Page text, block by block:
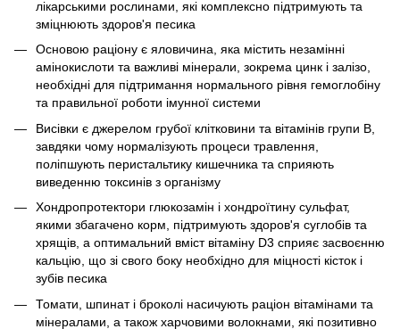
лікарськими рослинами, які комплексно підтримують та
зміцнюють здоров'я песика
Основою раціону є яловичина, яка містить незамінні
амінокислоти та важливі мінерали, зокрема цинк і залізо,
необхідні для підтримання нормального рівня гемоглобіну
та правильної роботи імунної системи
Висівки є джерелом грубої клітковини та вітамінів групи B,
завдяки чому нормалізують процеси травлення,
поліпшують перистальтику кишечника та сприяють
виведенню токсинів з організму
Хондропротектори глюкозамін і хондроїтину сульфат,
якими збагачено корм, підтримують здоров'я суглобів та
хрящів, а оптимальний вміст вітаміну D3 сприяє засвоєнню
кальцію, що зі свого боку необхідно для міцності кісток і
зубів песика
Томати, шпинат і броколі насичують раціон вітамінами та
мінералами, а також харчовими волокнами, які позитивно